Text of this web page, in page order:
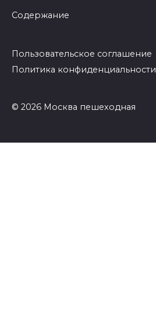
Содержание
Пользовательское соглашение
Политика конфиденциальности
© 2026 Москва пешеходная